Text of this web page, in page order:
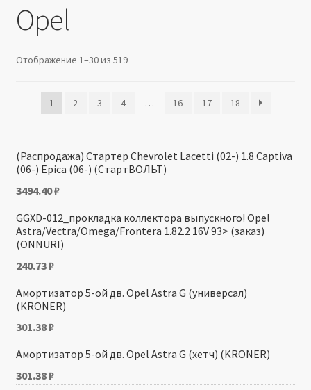
Мой аккаунт
Политика в отношении обработки персональных
Производители
Opel
Отображение 1–30 из 519
1 2 3 4 … 16 17 18
(Распродажа) Стартер Chevrolet Lacetti (02-) 1.8 Captiva
(06-) Epica (06-) (СтартВОЛЬТ)
3494.40₽
GGXD-012_прокладка коллектора выпускного! Opel
Astra/Vectra/Omega/Frontera 1.82.2 16V 93> (заказ)
(ONNURI)
240.73₽
Амортизатор 5-ой дв. Opel Astra G (универсал)
(KRONER)
301.38₽
Амортизатор 5-ой дв. Opel Astra G (хетч) (KRONER)
301.38₽